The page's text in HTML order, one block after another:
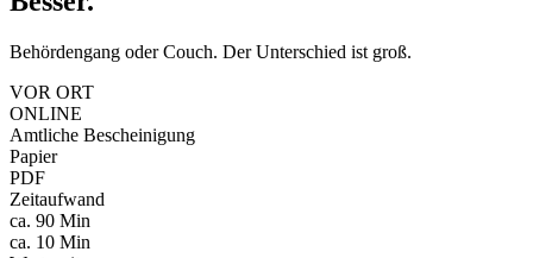
Behördengang oder Couch. Der Unterschied ist groß.
VOR ORT
ONLINE
Amtliche Bescheinigung
Papier
PDF
Zeitaufwand
ca. 90 Min
ca. 10 Min